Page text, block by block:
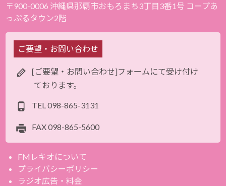
〒900-0006 沖縄県那覇市おもろまち3丁目3番1号 コープあ
っぷるタウン2階
ご要望・お問い合わせ
[ご要望・お問い合わせ]フォームにて受け付け
ております。
TEL098-865-3131
FAX098-865-5600
FMレキオについて
プライバシーポリシー
ラジオ広告・料金